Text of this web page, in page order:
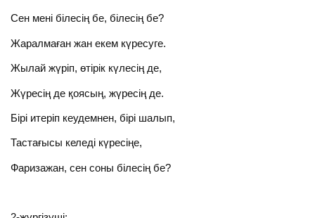
Сен мені білесің бе, білесің бе?
Жаралмаған жан екем күресуге.
Жылай жүріп, өтірік күлесің де,
Жүресің де қоясың, жүресің де.
Бірі итеріп кеудемнен, бірі шалып,
Тастағысы келеді күресіңе,
Фаризажан, сен соны білесің бе?